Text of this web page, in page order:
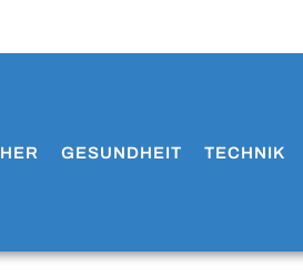
GESUNDHEIT TECHNIK